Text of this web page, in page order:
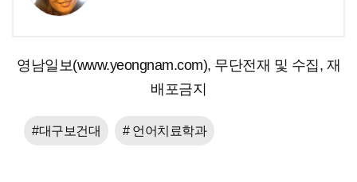
영남일보(www.yeongnam.com), 무단전재 및 수집, 재
배포금지
#대구보건대 # 언어치료학과